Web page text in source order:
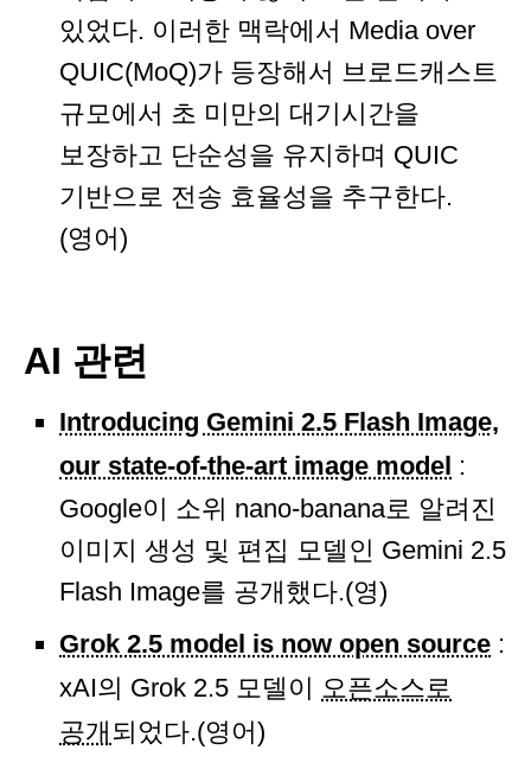
있었다. 이러한 맥락에서 Media over
QUIC(MoQ)가 등장해서 브로드캐스트
규모에서 초 미만의 대기시간을
보장하고 단순성을 유지하며 QUIC
기반으로 전송 효율성을 추구한다.
(영어)
AI 관련
Introducing Gemini 2.5 Flash Image,
our state-of-the-art image model :
Google이 소위 nano-banana로 알려진
이미지 생성 및 편집 모델인 Gemini 2.5
Flash Image를 공개했다.(영)
Grok 2.5 model is now open source :
xAI의 Grok 2.5 모델이 오픈소스로
공개 되었다.(영어)